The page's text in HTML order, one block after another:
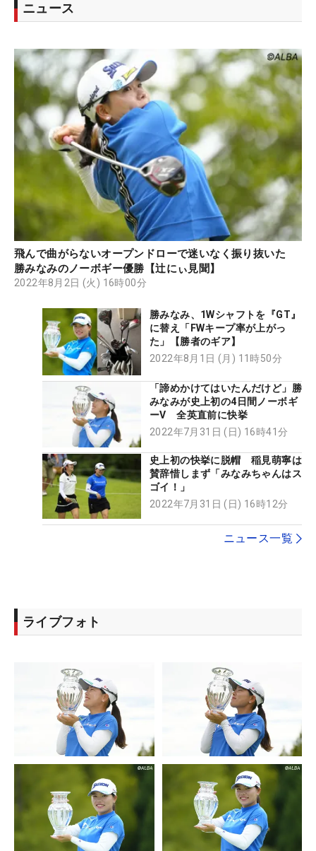
ニュース
飛んで曲がらないオープンドローで迷いなく振り抜いた
勝みなみのノーボギー優勝【辻にぃ見聞】
2022年8月2日 (火) 16時00分
勝みなみ、1Wシャフトを『GT』
に替え「FWキープ率が上がっ
た」【勝者のギア】
2022年8月1日 (月) 11時50分
「諦めかけてはいたんだけど」勝
みなみが史上初の4日間ノーボギ
ーV 全英直前に快挙
2022年7月31日 (日) 16時41分
史上初の快挙に脱帽 稲見萌寧は
賛辞惜しまず「みなみちゃんはス
ゴイ！」
2022年7月31日 (日) 16時12分
ニュース一覧
ライブフォト